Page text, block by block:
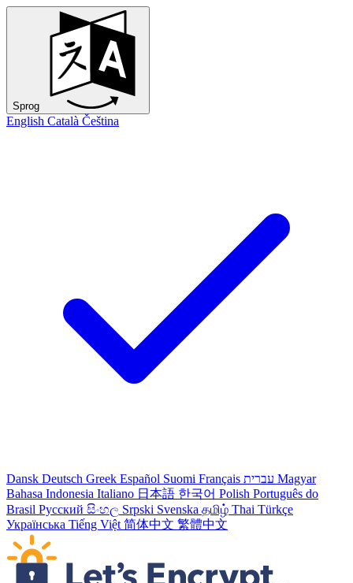
Sprog
English Català Čeština
Dansk Deutsch Greek Español Suomi Français עברית Magyar
Bahasa Indonesia Italiano 日本語 한국어 Polish Português do
Brasil Русский සිංහල Srpski Svenska தமிழ் Thai Türkçe
Українська Tiếng Việt 简体中文 繁體中文
Spring navigation links over